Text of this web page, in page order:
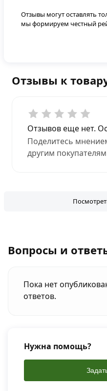
Отзывы к
Отзывов еще нет.
Поделитесь
другим
Отзывы могут оставлять
мы формируем честный
Вопросы и
Пока нет
ответов.
Нужна помощь?